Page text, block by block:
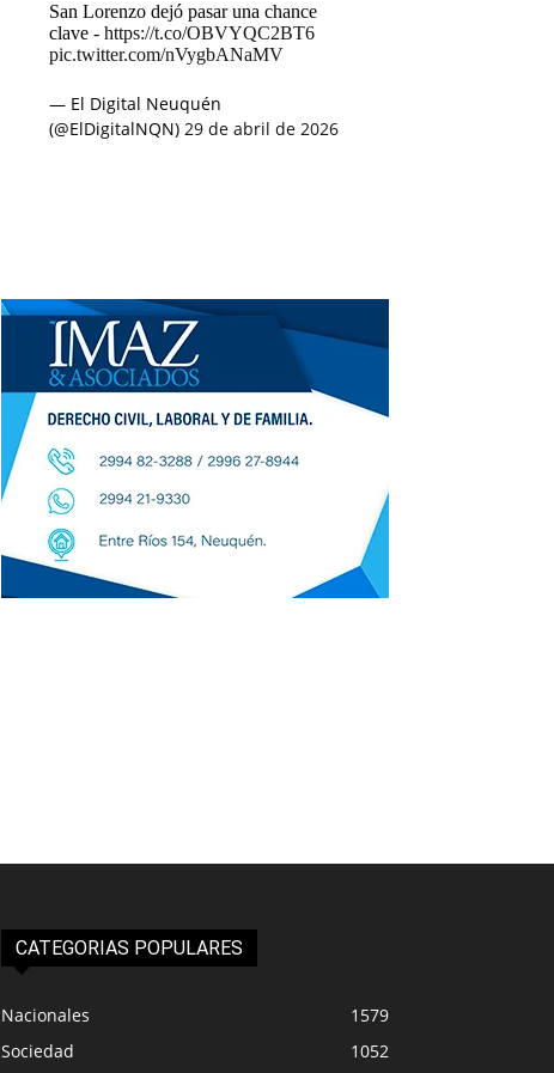
San Lorenzo dejó pasar una chance
clave - https://t.co/OBVYQC2BT6
pic.twitter.com/nVygbANaMV
— El Digital Neuquén
(@ElDigitalNQN) 29 de abril de 2026
CATEGORIAS POPULARES
Nacionales
1579
Sociedad
1052